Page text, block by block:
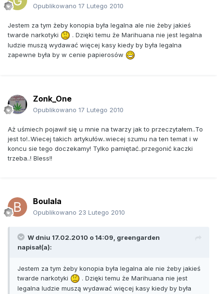
Opublikowano 17 Lutego 2010
Jestem za tym żeby konopia była legalna ale nie żeby jakieś
twarde narkotyki
. Dzięki temu że Marihuana nie jest legalna
ludzie muszą wydawać więcej kasy kiedy by była legalna
zapewne była by w cenie papierosów
Zonk_One
Opublikowano 17 Lutego 2010
Aż uśmiech pojawił się u mnie na twarzy jak to przeczytałem..To
jest to!..Wiecej takich artykułów..wiecej szumu na ten temat i w
koncu sie tego doczekamy! Tylko pamiętać..przegonić kaczki
trzeba..! Bless!!
Boulala
Opublikowano 23 Lutego 2010
W dniu 17.02.2010 o 14:09, greengarden
napisał(a):
Jestem za tym żeby konopia była legalna ale nie żeby jakieś
twarde narkotyki
. Dzięki temu że Marihuana nie jest
legalna ludzie muszą wydawać więcej kasy kiedy by była